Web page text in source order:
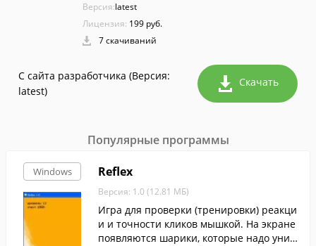
Версия:latest
Лицензия: 199 руб.
7 скачиваний
С сайта разработчика (Версия:
latest)
Скачать
Популярные программы
Windows Reflex
Версия: 1.0 (12.81 МБ)
Игра для проверки (тренировки) реакци
и и точности кликов мышкой. На экране
появляются шарики, которые надо унич